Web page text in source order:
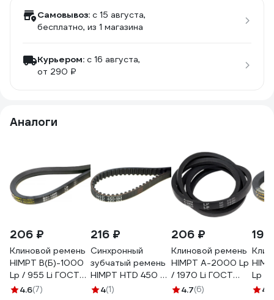
Самовывоз: c 15 августа,
бесплатно, из 1 магазина
Курьером: c 16 августа,
от 290 ₽
Аналоги
206 ₽
Клиновой ремень
HIMPT В(Б)-1000
Lp / 955 Li ГОСТ
1284-89
4.6(7)
216 ₽
Синхронный
зубчатый ремень
HIMPT HTD 450 5
м 9 00-
4(1)
206 ₽
Клиновой ремень
HIMPT А-2000 Lp
/ 1970 Li ГОСТ
1284-89
4.7(6)
Lp /
4.8